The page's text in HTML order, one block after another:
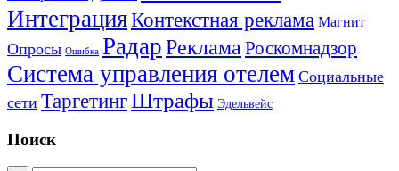
ИнтеграцияКонтекстная реклама Магнит
Опросы Ошибка РадарРеклама Роскомнадзор
Система управления отелем Социальные
сети ТаргетингШтрафы Эдельвейс
Поиск